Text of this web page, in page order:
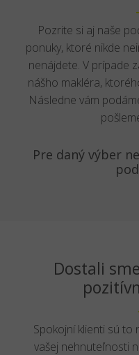
Pozrite si aj naše
ponuky, ktoré nikde
nenájdete. V prípade
nášho makléra,
Následne vám
Pre daný výber
Dostali
Spokojní klienti sú to
vašej nehnuteľnosti